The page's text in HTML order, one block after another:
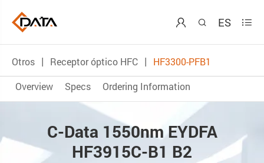
  ES 
Otros Receptor óptico HFC
HF3300-PFB1
Overview
Specs Ordering Information
C-Data 1550nm EYDFA
HF3915C-B1 B2